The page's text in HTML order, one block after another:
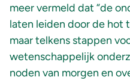
meer vermeld dat “de
laten leiden door de hot
maar telkens stappen
wetenschappelijk
noden van morgen en